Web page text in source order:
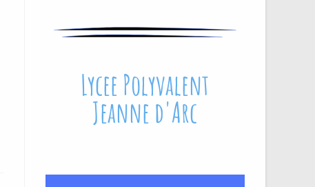
Lycee Polyvalent
Jeanne d'Arc